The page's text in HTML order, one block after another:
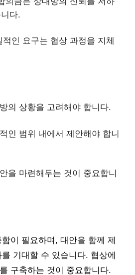
다.
적인 요구는 협상 과정을 지체
의 상황을 고려해야 합니다.
인 범위 내에서 제안해야 합니
을 마련해두는 것이 중요합니
이 필요하며, 대안을 함께 제
기대할 수 있습니다. 협상에
구축하는 것이 중요합니다.